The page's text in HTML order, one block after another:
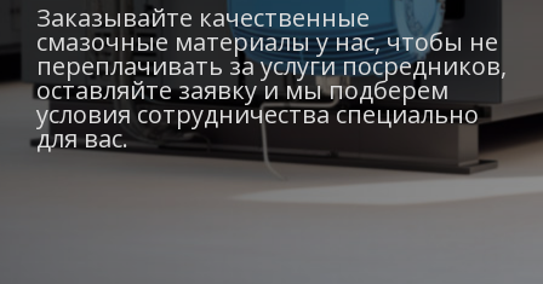
Заказывайте качественные
смазочные материалы у нас, чтобы не
переплачивать за услуги посредников,
оставляйте заявку и мы подберем
условия сотрудничества специально
для вас.